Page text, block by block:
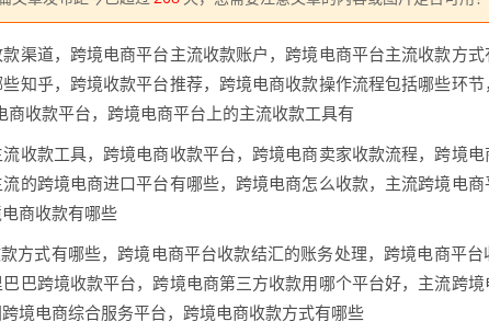
渠道，跨境电商平台主流收款账户，跨境电商平台主流收款方
知乎，跨境收款平台推荐，跨境电商收款操作流程包括哪些环
商收款平台，跨境电商平台上的主流收款工具有
收款工具，跨境电商收款平台，跨境电商卖家收款流程，跨境
的跨境电商进口平台有哪些，跨境电商怎么收款，主流跨境电
商收款有哪些
方式有哪些，跨境电商平台收款结汇的账务处理，跨境电商平台
巴跨境收款平台，跨境电商第三方收款用哪个平台好，主流跨
境电商综合服务平台，跨境电商收款方式有哪些